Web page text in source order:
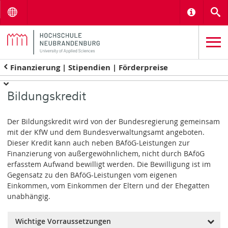
Finanzierung | Stipendien | Förderpreise
Bildungskredit
Der Bildungskredit wird von der Bundesregierung gemeinsam
mit der KfW und dem Bundesverwaltungsamt angeboten.
Dieser Kredit kann auch neben BAföG-Leistungen zur
Finanzierung von außergewöhnlichem, nicht durch BAföG
erfasstem Aufwand bewilligt werden. Die Bewilligung ist im
Gegensatz zu den BAföG-Leistungen vom eigenen
Einkommen, vom Einkommen der Eltern und der Ehegatten
unabhängig.
Wichtige Vorraussetzungen